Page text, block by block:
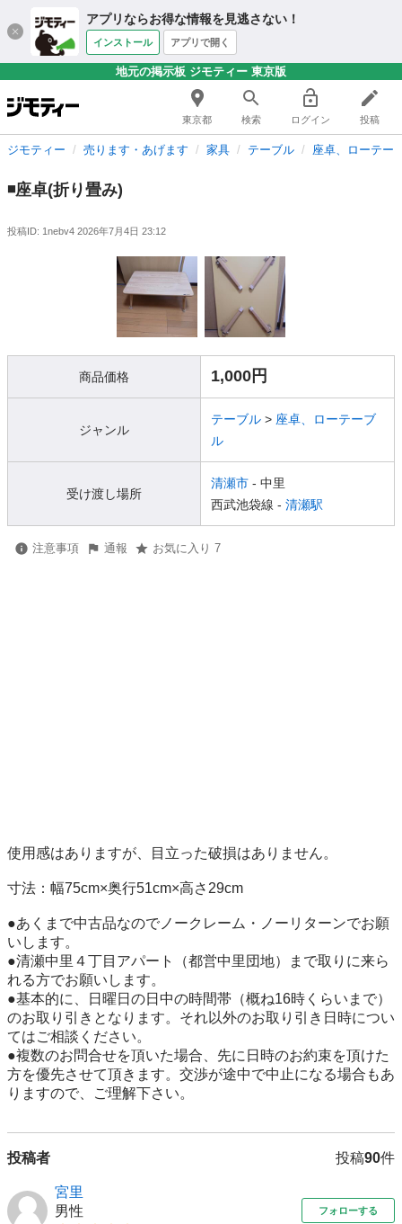
アプリならお得な情報を見逃さない！
インストール アプリで開く
地元の掲示板 ジモティー 東京版
東京都 検索 ログイン 投稿
ジモティー 売ります・あげます 家具 テーブル 座卓、ローテー
◾座卓(折り畳み)
投稿ID: 1nebv4 2026年7月4日 23:12
商品価格 1,000円
ジャンル
テーブル > 座卓、ローテーブ
ル
受け渡し場所
清瀬市 - 中里
西武池袋線 - 清瀬駅
注意事項 通報 お気に入り 7
使用感はありますが、目立った破損はありません。
寸法：幅75cm×奥行51cm×高さ29cm
●あくまで中古品なのでノークレーム・ノーリターンでお願
いします。
●清瀬中里４丁目アパート（都営中里団地）まで取りに来ら
れる方でお願いします。
●基本的に、日曜日の日中の時間帯（概ね16時くらいまで）
のお取り引きとなります。それ以外のお取り引き日時につい
てはご相談ください。
●複数のお問合せを頂いた場合、先に日時のお約束を頂けた
方を優先させて頂きます。交渉が途中で中止になる場合もあ
りますので、ご理解下さい。
投稿者 投稿90件
宮里
男性
フォローする